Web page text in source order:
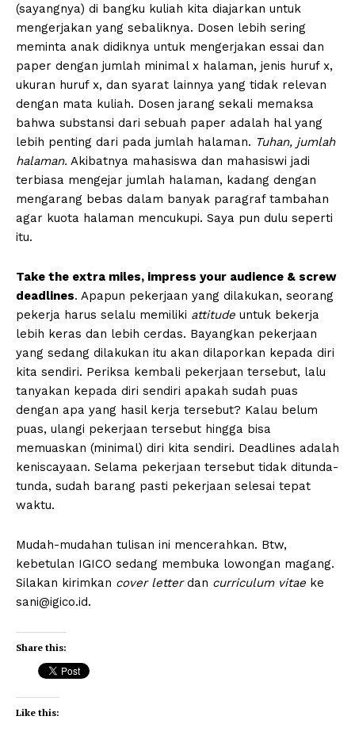
(sayangnya) di bangku kuliah kita diajarkan untuk
mengerjakan yang sebaliknya. Dosen lebih sering
meminta anak didiknya untuk mengerjakan essai dan
paper dengan jumlah minimal x halaman, jenis huruf x,
ukuran huruf x, dan syarat lainnya yang tidak relevan
dengan mata kuliah. Dosen jarang sekali memaksa
bahwa substansi dari sebuah paper adalah hal yang
lebih penting dari pada jumlah halaman. Tuhan, jumlah
halaman. Akibatnya mahasiswa dan mahasiswi jadi
terbiasa mengejar jumlah halaman, kadang dengan
mengarang bebas dalam banyak paragraf tambahan
agar kuota halaman mencukupi. Saya pun dulu seperti
itu.
Take the extra miles, impress your audience & screw
deadlines. Apapun pekerjaan yang dilakukan, seorang
pekerja harus selalu memiliki attitude untuk bekerja
lebih keras dan lebih cerdas. Bayangkan pekerjaan
yang sedang dilakukan itu akan dilaporkan kepada diri
kita sendiri. Periksa kembali pekerjaan tersebut, lalu
tanyakan kepada diri sendiri apakah sudah puas
dengan apa yang hasil kerja tersebut? Kalau belum
puas, ulangi pekerjaan tersebut hingga bisa
memuaskan (minimal) diri kita sendiri. Deadlines adalah
keniscayaan. Selama pekerjaan tersebut tidak ditunda-
tunda, sudah barang pasti pekerjaan selesai tepat
waktu.
Mudah-mudahan tulisan ini mencerahkan. Btw,
kebetulan IGICO sedang membuka lowongan magang.
Silakan kirimkan cover letterdan curriculum vitae ke
sani@igico.id.
Share this:
Like this: